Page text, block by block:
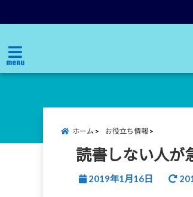
menu
ホーム お役立ち情報
読書しない人が
2019年1月16日